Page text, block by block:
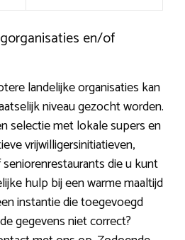
en/of
landelijke organisaties kan
niveau gezocht worden.
selectie met lokale supers en
vrijwilligersinitiatieven,
die u kunt
hulp bij een warme maaltijd
instantie die toegevoegd
gegevens niet correct?